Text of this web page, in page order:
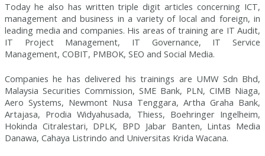
Today he also has written triple digit articles concerning ICT,
management and business in a variety of local and foreign, in
leading media and companies. His areas of training are IT Audit,
IT Project Management, IT Governance, IT Service
Management, COBIT, PMBOK, SEO and Social Media.
Companies he has delivered his trainings are UMW Sdn Bhd,
Malaysia Securities Commission, SME Bank, PLN, CIMB Niaga,
Aero Systems, Newmont Nusa Tenggara, Artha Graha Bank,
Artajasa, Prodia Widyahusada, Thiess, Boehringer Ingelheim,
Hokinda Citralestari, DPLK, BPD Jabar Banten, Lintas Media
Danawa, Cahaya Listrindo and Universitas Krida Wacana.